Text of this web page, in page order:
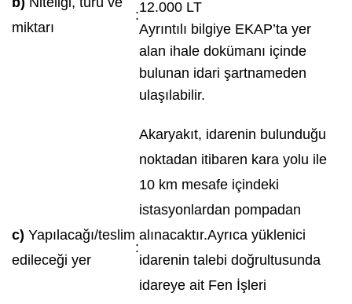
miktarı
:12.000 LT
Ayrıntılı bilgiye EKAP’ta yer
alan ihale dokümanı içinde
bulunan idari şartnameden
ulaşılabilir.
c) Yapılacağı/teslim
edileceği yer
:
Akaryakıt, idarenin bulunduğu
noktadan itibaren kara yolu ile
10 km mesafe içindeki
istasyonlardan pompadan
alınacaktır.Ayrıca yüklenici
idarenin talebi doğrultusunda
idareye ait Fen İşleri